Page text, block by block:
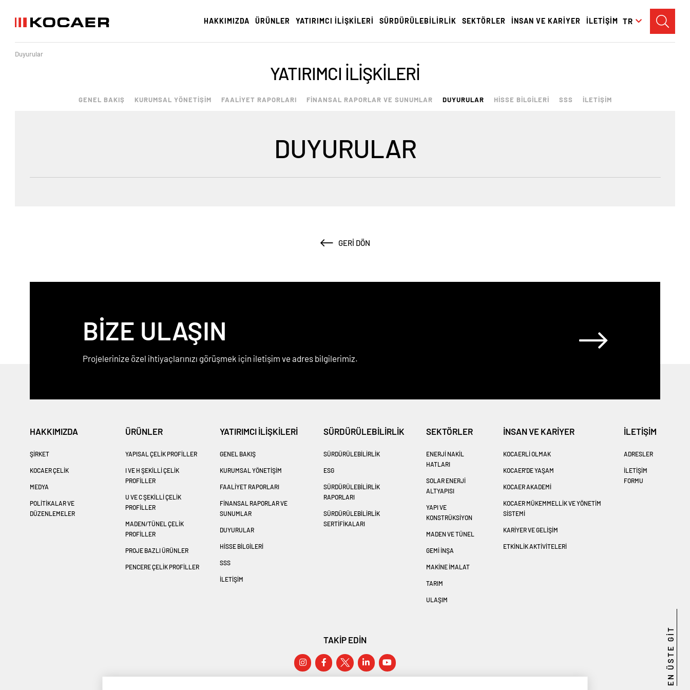
HAKKIMIZDA ÜRÜNLER YATIRIMCI İLİŞKİLERİ SÜRDÜRÜLEBİLİRLİK SEKTÖRLER İNSAN VE KARİYER İLETİŞİM TR
Duyurular
YATIRIMCI İLİŞKİLERİ
GENEL BAKIŞ KURUMSAL YÖNETİŞİM FAALİYET RAPORLARI FİNANSAL RAPORLAR VE SUNUMLAR DUYURULAR HİSSE BİLGİLERİ SSS İLETİŞİM
DUYURULAR
GERI DÖN
BİZE ULAŞIN
Projelerinize özel ihtiyaçlarınızı görüşmek için iletişim ve adres bilgilerimiz.
HAKKIMIZDA
ŞİRKET
KOCAER ÇELİK
MEDYA
POLİTİKALAR VE
DÜZENLEMELER
ÜRÜNLER
YAPISAL ÇELİK PROFİLLER
I VE H ŞEKİLLİ ÇELİK
PROFİLLER
U VE C ŞEKİLLİ ÇELİK
PROFİLLER
MADEN/TÜNEL ÇELİK
PROFİLLER
PROJE BAZLI ÜRÜNLER
PENCERE ÇELİK PROFİLLER
YATIRIMCI İLİŞKİLERİ
GENEL BAKIŞ
KURUMSAL YÖNETİŞİM
FAALİYET RAPORLARI
FİNANSAL RAPORLAR VE
SUNUMLAR
DUYURULAR
HİSSE BİLGİLERİ
SSS
İLETİŞİM
SÜRDÜRÜLEBİLİRLİK
SÜRDÜRÜLEBİLİRLİK
ESG
SÜRDÜRÜLEBİLİRLİK
RAPORLARI
SÜRDÜRÜLEBİLİRLİK
SERTİFİKALARI
SEKTÖRLER
ENERJI NAKIL
HATLARI
SOLAR ENERJI
ALTYAPISI
YAPI VE
KONSTRÜKSIYON
MADEN VE TÜNEL
GEMI İNŞA
MAKINE İMALAT
TARIM
ULAŞIM
İNSAN VE KARİYER
KOCAERLI OLMAK
KOCAER'DE YAŞAM
KOCAER AKADEMİ
KOCAER MÜKEMMELLİK VE YÖNETİM
SİSTEMİ
KARİYER VE GELİŞİM
ETKINLIK AKTIVITELERI
İLETİŞİM
ADRESLER
İLETİŞİM
FORMU
TAKİP EDİN EN ÜSTE GİT